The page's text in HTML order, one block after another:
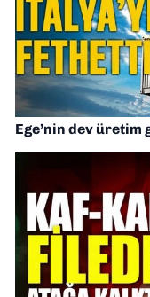
Ege’nin dev üretim